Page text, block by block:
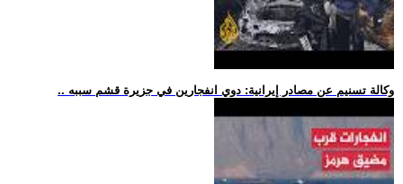
.. وكالة تسنيم عن مصادر إيرانية: دوي انفجارين في جزيرة قشم سببه